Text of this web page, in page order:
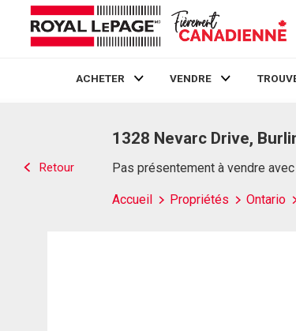
ACHETER VENDRE
Retour
1328 Nevarc Drive,
Pas présentement à vendre
Accueil Propriétés Ontario